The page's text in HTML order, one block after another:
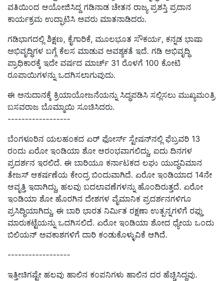
ವತಿಯಿಂದ ಆಯೋಜಿಸಿದ್ದ ಗಡಿನಾಡ ಚೇತನ ರಾಜ್ಯ ಪ್ರಶಸ್ತಿ ಪ್ರದಾನ
ಕಾರ್ಯಕ್ರಮ ಉದ್ಘಾಟಿಸಿ ಅವರು ಮಾತನಾಡಿದರು.
ಗಡಿಭಾಗದಲ್ಲಿ ಶಿಕ್ಷಣ, ಕೈಗಾರಿಕೆ, ಮೂಲಭೂತ ಸೌಕರ್ಯ, ಕನ್ನಡ ಭಾಷಾ
ಅಭಿವೃದ್ಧಿಗಳ ಬಗ್ಗೆ ಕೆಲಸ ಮಾಡುವ ಅವಶ್ಯಕತೆ ಇದೆ. ಗಡಿ ಅಭಿವೃದ್ಧಿ
ಪ್ರಾಧಿಕಾರಕ್ಕೆ ಇದೇ ವರ್ಷದ ಮಾರ್ಚ್ 31 ರೊಳಗೆ 100 ಕೋಟಿ
ರೂಪಾಯಿಗಳನ್ನು ಒದಗಿಸಲಾಗುವುದು.
ಈ ಅನುದಾನಕ್ಕೆ ಕ್ರಿಯಾಯೋಜನೆಯನ್ನು ಸಿದ್ಧಪಡಿಸಿ ಸಲ್ಲಿಸಲು ಮುಖ್ಯಮಂತ್ರಿ
ಬಸವರಾಜ ಬೊಮ್ಮಾಯಿ ಸೂಚಿಸಿದರು.
------------------
ಬೆಂಗಳೂರಿನ ಯಲಹಂಕದ ಏರ್ ಫೋರ್ಸ್ ಸ್ಟೇಷನ್‌ನಲ್ಲಿ ಫೆಬ್ರವರಿ 13
ರಂದು ಏರೋ ಇಂಡಿಯಾ ಶೋ ಆರಂಭವಾಗಲಿದ್ದು, ಐದು ದಿನಗಳ
ಪ್ರದರ್ಶನ ಇರಲಿದೆ. ಈ ಬಾರಿಯೂ ಕರ್ನಾಟಕದ ಲಘು ಯುದ್ಧವಿಮಾನ
ತೇಜಸ್‌ ಆಕರ್ಷಣೆಯ ಕೇಂದ್ರ ಬಿಂದುವಾಗಿದೆ. ಏರೋ ಇಂಡಿಯಾದ 14ನೇ
ಆವೃತ್ತಿ ಇದಾಗಿದ್ದು, ಹಲವು ಬದಲಾವಣೆಗಳನ್ನು ಹೊಂದಿರುತ್ತದೆ. ಏರೋ
ಇಂಡಿಯಾ ಶೋ ಹೊರಗಿನ ದೇಶಗಳ ವೈಮಾನಿಕ ಪ್ರದರ್ಶನಗಳಿಗೂ
ಪ್ರಸಿದ್ಧಿಯಾಗಿದ್ದು, ಈ ಬಾರಿ ಭಾರತ ನಿರ್ಮಿತ ರಕ್ಷಣಾ ಉತ್ಪನ್ನಗಳಿಗೆ ರಫ್ತು
ಮಾರುಕಟ್ಟೆಯನ್ನು ಒದಗಿಸಲಿದೆ. ಏರೋ ಇಂಡಿಯಾ ಶೋದ ಧ್ಯೇಯ ಒಂದು
ಬಿಲಿಯನ್ ಅವಕಾಶಗಳಿಗೆ ದಾರಿ ಕಂಡುಕೊಳ್ಳುವಿಕೆ ಆಗಿದೆ.
------------------
ಇತ್ತೀಚಿಗಷ್ಟೇ ಹಲವು ಹಾಲಿನ ಕಂಪನಿಗಳು ಹಾಲಿನ ದರ ಹೆಚ್ಚಿಸಿದ್ದವು.